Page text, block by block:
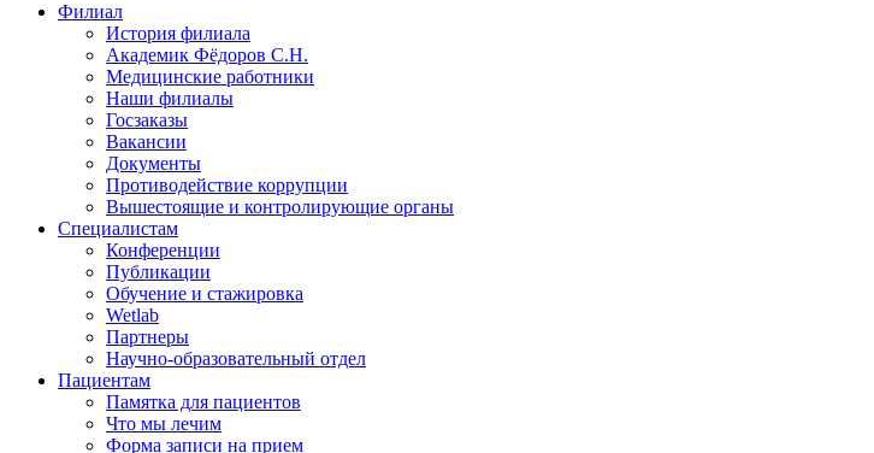
Филиал
История филиала
Академик Фёдоров С.Н.
Медицинские работники
Наши филиалы
Госзаказы
Вакансии
Документы
Противодействие коррупции
Вышестоящие и контролирующие органы
Специалистам
Конференции
Публикации
Обучение и стажировка
Wetlab
Партнеры
Научно-образовательный отдел
Пациентам
Памятка для пациентов
Что мы лечим
Форма записи на прием